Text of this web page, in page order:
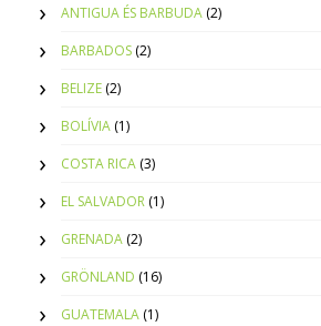
ANTIGUA ÉS BARBUDA (2)
BARBADOS (2)
BELIZE (2)
BOLÍVIA (1)
COSTA RICA (3)
EL SALVADOR (1)
GRENADA (2)
GRÖNLAND (16)
GUATEMALA (1)